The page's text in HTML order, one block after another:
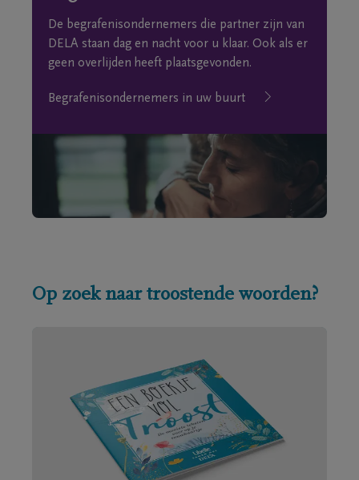
De begrafenisondernemers die partner zijn van
DELA staan dag en nacht voor u klaar. Ook als er
geen overlijden heeft plaatsgevonden.
Begrafenisondernemers in uw buurt
Op zoek naar troostende woorden?